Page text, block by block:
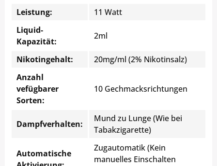
Leistung:
11 Watt
Liquid-
Kapazität:
2ml
Nikotingehalt:
20mg/ml (2% Nikotinsalz)
Anzahl
vefügbarer
Sorten:
10 Gechmacksrichtungen
Dampfverhalten:
Mund zu Lunge (Wie bei
Tabakzigarette)
Automatische
Zugautomatik (Kein
manuelles Einschalten